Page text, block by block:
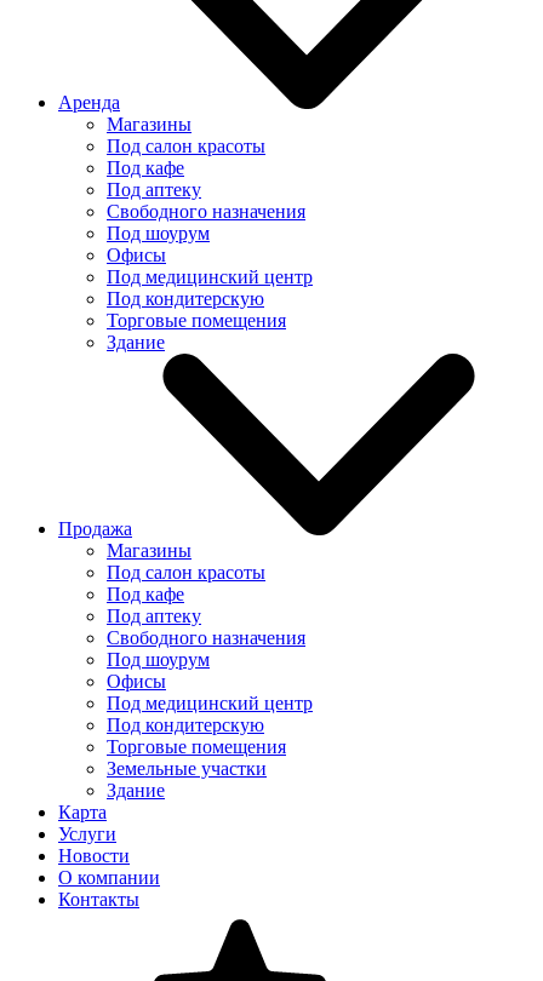
Аренда
Магазины
Под салон красоты
Под кафе
Под аптеку
Свободного назначения
Под шоурум
Офисы
Под медицинский центр
Под кондитерскую
Торговые помещения
Здание
Продажа
Магазины
Под салон красоты
Под кафе
Под аптеку
Свободного назначения
Под шоурум
Офисы
Под медицинский центр
Под кондитерскую
Торговые помещения
Земельные участки
Здание
Карта
Услуги
Новости
О компании
Контакты